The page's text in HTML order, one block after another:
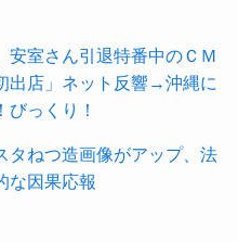
安室さん引退特番中のＣＭ
出店」ネット反響→沖縄に
びっくり！
タねつ造画像がアップ、法
な因果応報